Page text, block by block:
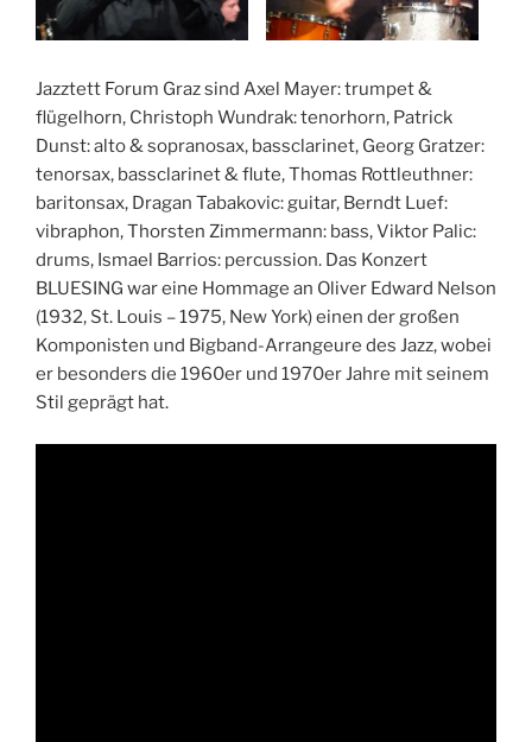
Jazztett Forum Graz sind Axel Mayer: trumpet &
flügelhorn, Christoph Wundrak: tenorhorn, Patrick
Dunst: alto & sopranosax, bassclarinet, Georg Gratzer:
tenorsax, bassclarinet & flute, Thomas Rottleuthner:
baritonsax, Dragan Tabakovic: guitar, Berndt Luef:
vibraphon, Thorsten Zimmermann: bass, Viktor Palic:
drums, Ismael Barrios: percussion. Das Konzert
BLUESING war eine Hommage an Oliver Edward Nelson
(1932, St. Louis – 1975, New York) einen der großen
Komponisten und Bigband-Arrangeure des Jazz, wobei
er besonders die 1960er und 1970er Jahre mit seinem
Stil geprägt hat.